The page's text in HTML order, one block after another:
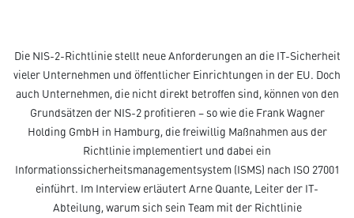
Die NIS-2-Richtlinie stellt neue Anforderungen an die IT-Sicherheit
vieler Unternehmen und öffentlicher Einrichtungen in der EU. Doch
auch Unternehmen, die nicht direkt betroffen sind, können von den
Grundsätzen der NIS-2 profitieren – so wie die Frank Wagner
Holding GmbH in Hamburg, die freiwillig Maßnahmen aus der
Richtlinie implementiert und dabei ein
Informationssicherheitsmanagementsystem (ISMS) nach ISO 27001
einführt. Im Interview erläutert Arne Quante, Leiter der IT-
Abteilung, warum sich sein Team mit der Richtlinie